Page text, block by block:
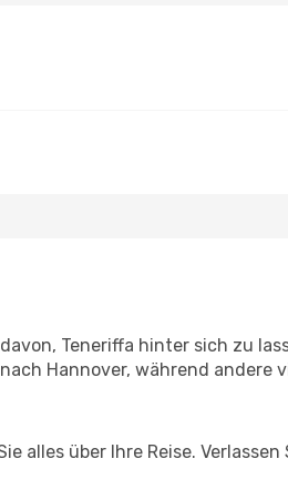
Teneriffa hinter sich zu
Hannover, während andere
alles über Ihre Reise.